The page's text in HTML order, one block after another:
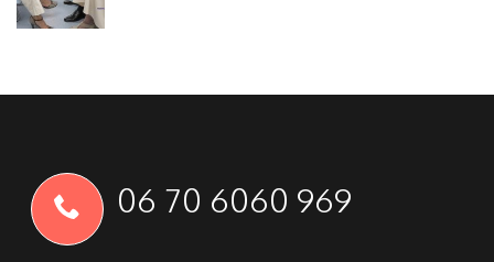
06 70 6060 969